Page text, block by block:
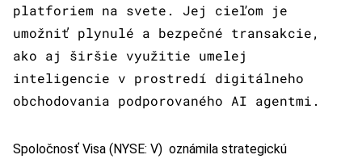
platforiem na svete. Jej cieľom je
umožniť plynulé a bezpečné transakcie,
ako aj širšie využitie umelej
inteligencie v prostredí digitálneho
obchodovania podporovaného AI agentmi.
Spoločnosť Visa (NYSE: V) oznámila strategickú